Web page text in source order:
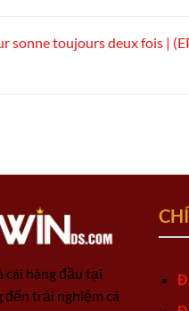
sonne toujours deux fois |
cái hàng đầu tại
đến trải nghiệm cá